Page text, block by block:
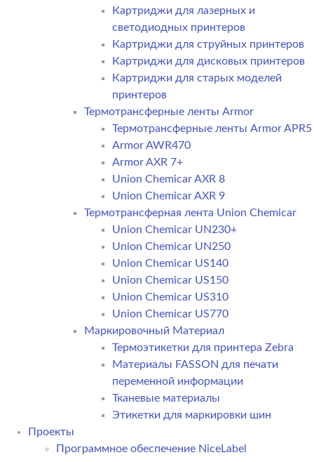
Картриджи для лазерных и
светодиодных принтеров
Картриджи для струйных принтеров
Картриджи для дисковых принтеров
Картриджи для старых моделей
принтеров
Термотрансферные ленты Armor
Термотрансферные ленты Armor APR5
Armor AWR470
Armor AXR 7+
Union Chemicar AXR 8
Union Chemicar AXR 9
Термотрансферная лента Union Chemicar
Union Chemicar UN230+
Union Chemicar UN250
Union Chemicar US140
Union Chemicar US150
Union Chemicar US310
Union Chemicar US770
Маркировочный Материал
Термоэтикетки для принтера Zebra
Материалы FASSON для печати
переменной информации
Тканевые материалы
Этикетки для маркировки шин
Проекты
Программное обеспечение NiceLabel